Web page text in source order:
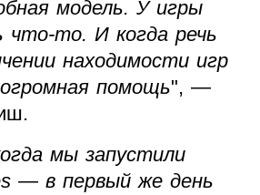
модель. У игры
то. И когда речь
находимости игр
помощь", —
мы запустили
— в первый же день